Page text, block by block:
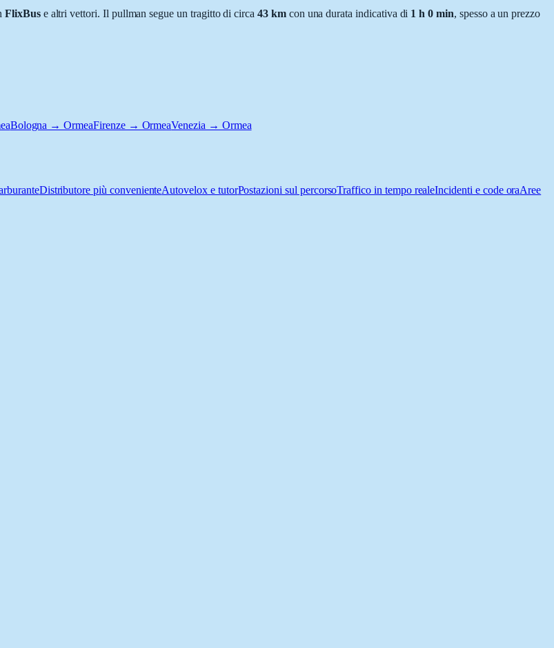
FlixBuse altri vettori. Il pullman segue un tragitto di circa 43kmcon una durata indicativa di 1 h 0 min, spesso a un prezzo
Bologna → OrmeaFirenze → OrmeaVenezia → Ormea
Distributore più convenienteAutovelox e tutorPostazioni sul percorsoTraffico in tempo realeIncidenti e code oraAree